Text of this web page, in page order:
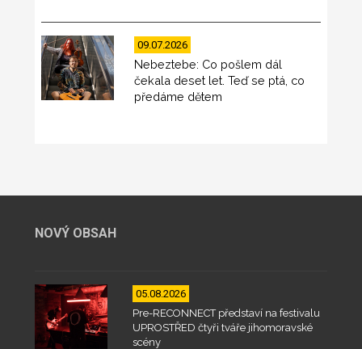
09.07.2026
Nebeztebe: Co pošlem dál
čekala deset let. Teď se ptá, co
předáme dětem
NOVÝ OBSAH
05.08.2026
Pre-RECONNECT představí na festivalu
UPROSTŘED čtyři tváře jihomoravské
scény